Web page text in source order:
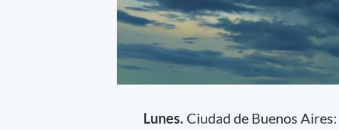
Lunes. Ciudad de Buenos Aires: